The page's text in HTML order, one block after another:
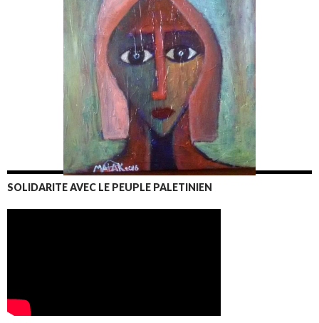
SOLIDARITE AVEC LE PEUPLE PALETINIEN